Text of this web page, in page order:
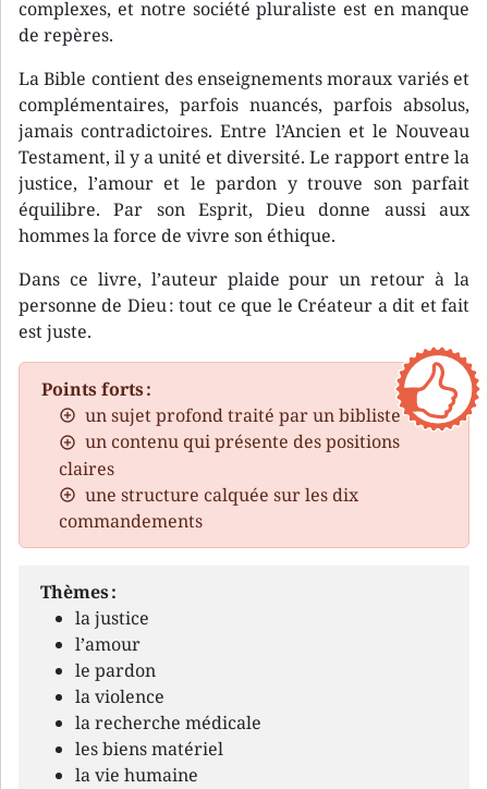
complexes, et notre société pluraliste est en manque
de repères.
La Bible contient des enseignements moraux variés et
complémentaires, parfois nuancés, parfois absolus,
jamais contradictoires. Entre l’Ancien et le Nouveau
Testament, il y a unité et diversité. Le rapport entre la
justice, l’amour et le pardon y trouve son parfait
équilibre. Par son Esprit, Dieu donne aussi aux
hommes la force de vivre son éthique.
Dans ce livre, l’auteur plaide pour un retour à la
personne de Dieu : tout ce que le Créateur a dit et fait
est juste.
Points forts :
un sujet profond traité par un bibliste
un contenu qui présente des positions
claires
une structure calquée sur les dix
commandements
Thèmes :
la justice
l’amour
le pardon
la violence
la recherche médicale
les biens matériel
la vie humaine